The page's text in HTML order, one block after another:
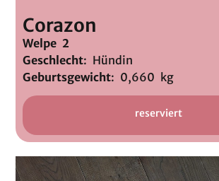
Corazon
Welpe 2
Geschlecht: Hündin
Geburtsgewicht: 0,660 kg
reserviert